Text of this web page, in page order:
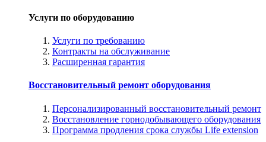
Услуги по оборудованию
Услуги по требованию
Контракты на обслуживание
Расширенная гарантия
Восстановительный ремонт оборудования
Персонализированный восстановительный ремонт
Восстановление горнодобывающего оборудования
Программа продления срока службы Life extension